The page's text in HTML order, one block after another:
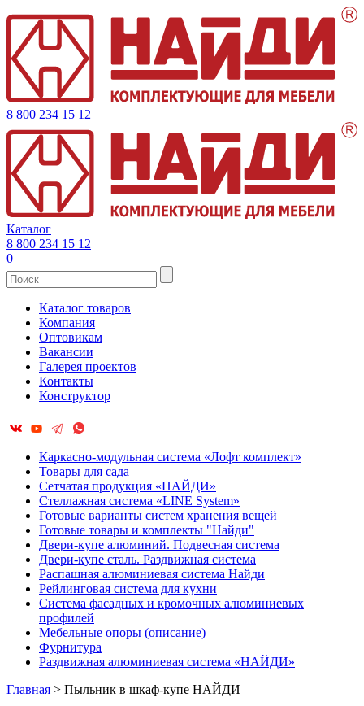
8 800 234 15 12
Каталог
8 800 234 15 12
0
Каталог товаров
Компания
Оптовикам
Вакансии
Галерея проектов
Контакты
Конструктор
Каркасно-модульная система «Лофт комплект»
Товары для сада
Сетчатая продукция «НАЙДИ»
Cтеллажная система «LINE System»
Готовые варианты систем хранения вещей
Готовые товары и комплекты "Найди"
Двери-купе алюминий. Подвесная система
Двери-купе сталь. Раздвижная система
Распашная алюминиевая система Найди
Рейлинговая система для кухни
Система фасадных и кромочных алюминиевых
профилей
Мебельные опоры (описание)
Фурнитура
Раздвижная алюминиевая система «НАЙДИ»
Главная > Пыльник в шкаф-купе НАЙДИ